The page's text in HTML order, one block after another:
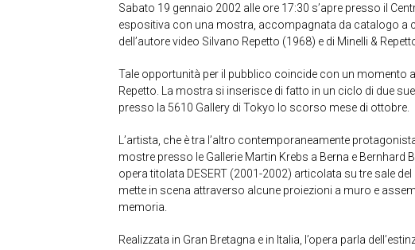
Sabato 19 gennaio 2002 alle ore 17:30 s’apre presso il
espositiva con una mostra, accompagnata da catalogo a
dell’autore video Silvano Repetto (1968) e di Minelli &
Tale opportunità per il pubblico coincide con un momento
Repetto. La mostra si inserisce di fatto in un ciclo di due
presso la 5610 Gallery di Tokyo lo scorso mese di ottobre.
L’artista, che è tra l’altro contemporaneamente
mostre presso le Gallerie Martin Krebs a Berna e
opera titolata DESERT (2001-2002) articolata su tre sale
mette in scena attraverso alcune proiezioni a muro e
memoria.
Realizzata in Gran Bretagna e in Italia, l’opera parla